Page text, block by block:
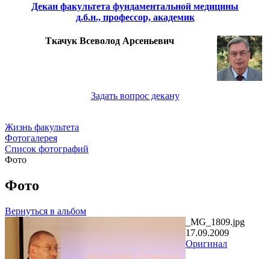
Декан факультета фундаментальной медицины
д.б.н., профессор, академик
Ткачук Всеволод Арсеньевич
Задать вопрос декану
Жизнь факультета
Фотогалерея
Список фотографий
Фото
Фото
Вернуться в альбом
_MG_1809.jpg
17.09.2009
Оригинал